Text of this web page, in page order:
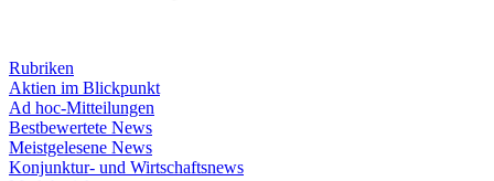
Rubriken
Aktien im Blickpunkt
Ad hoc-Mitteilungen
Bestbewertete News
Meistgelesene News
Konjunktur- und Wirtschaftsnews